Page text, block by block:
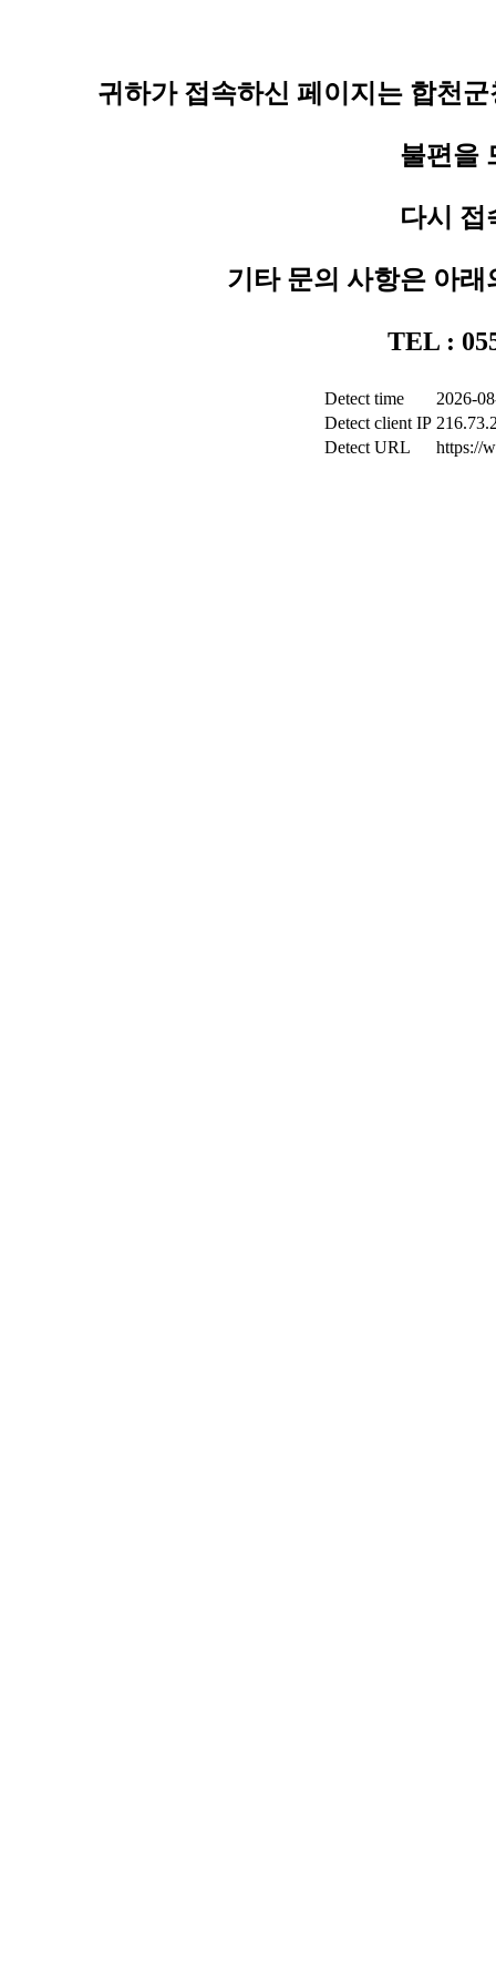
귀하가 접속하신 페이지는 합천
불편을
다시 접
기타 문의 사항은 아
TEL :
Detect time
2026-
Detect client IP
Detect URL
https://